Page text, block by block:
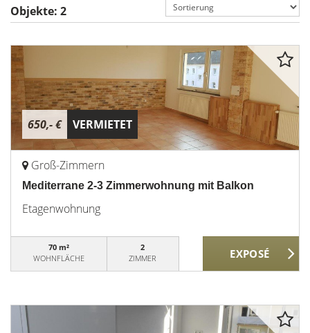
Objekte: 2
650,- € VERMIETET
Groß-Zimmern
Mediterrane 2-3 Zimmerwohnung mit Balkon
Etagenwohnung
70 m²
WOHNFLÄCHE
2
ZIMMER